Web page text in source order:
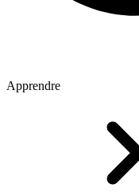
Apprendre